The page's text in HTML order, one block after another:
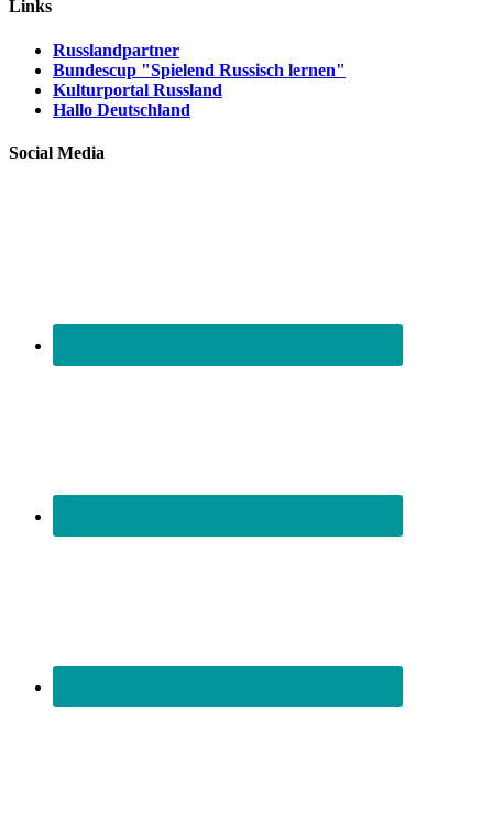
Links
Russlandpartner
Bundescup "Spielend Russisch lernen"
Kulturportal Russland
Hallo Deutschland
Social Media